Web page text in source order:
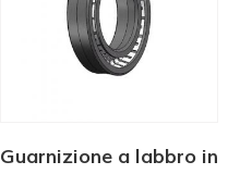
Guarnizione a labbro in